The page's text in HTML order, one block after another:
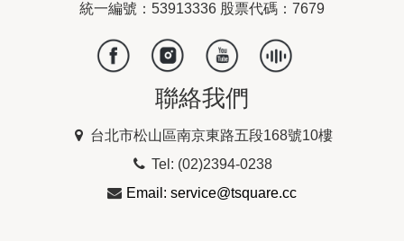
統一編號：53913336 股票代碼：7679
聯絡我們
台北市松山區南京東路五段168號10樓
Tel: (02)2394-0238
Email: service@tsquare.cc